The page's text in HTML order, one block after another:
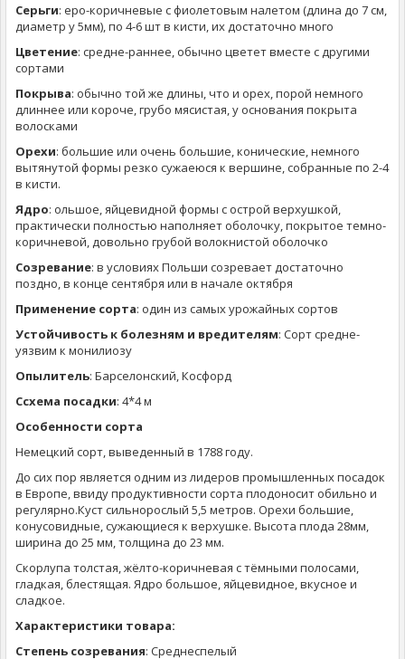
Серьги: еро-коричневые с фиолетовым налетом (длина до 7 см,
диаметр у 5мм), по 4-6 шт в кисти, их достаточно много
Цветение: средне-раннее, обычно цветет вместе с другими
сортами
Покрыва: обычно той же длины, что и орех, порой немного
длиннее или короче, грубо мясистая, у основания покрыта
волосками
Орехи: большие или очень большие, конические, немного
вытянутой формы резко сужаеюся к вершине, собранные по 2-4
в кисти.
Ядро: ольшое, яйцевидной формы с острой верхушкой,
практически полностью наполняет оболочку, покрытое темно-
коричневой, довольно грубой волокнистой оболочко
Созревание: в условиях Польши созревает достаточно
поздно, в конце сентября или в начале октября
Применение сорта: один из самых урожайных сортов
Устойчивость к болезням и вредителям: Сорт средне-
уязвим к монилиозу
Опылитель: Барселонский, Косфорд
Ссхема посадки: 4*4 м
Особенности сорта
Немецкий сорт, выведенный в 1788 году.
До сих пор является одним из лидеров промышленных посадок
в Европе, ввиду продуктивности сорта плодоносит обильно и
регулярно.Куст сильнорослый 5,5 метров. Орехи большие,
конусовидные, сужающиеся к верхушке. Высота плода 28мм,
ширина до 25 мм, толщина до 23 мм.
Скорлупа толстая, жёлто-коричневая с тёмными полосами,
гладкая, блестящая. Ядро большое, яйцевидное, вкусное и
сладкое.
Характеристики товара:
Степень созревания: Среднеспелый